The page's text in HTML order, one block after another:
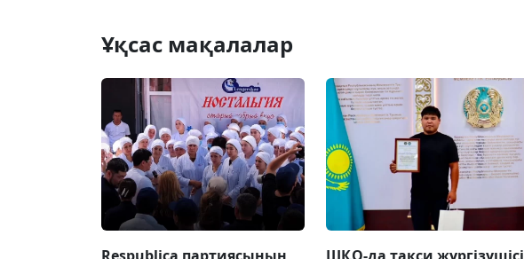
Ұқсас мақалалар